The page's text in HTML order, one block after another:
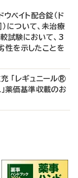
ベイト配合錠（ド
について、未治療
試験において、3
を示したことを
「レギュニール®
薬価基準収載のお